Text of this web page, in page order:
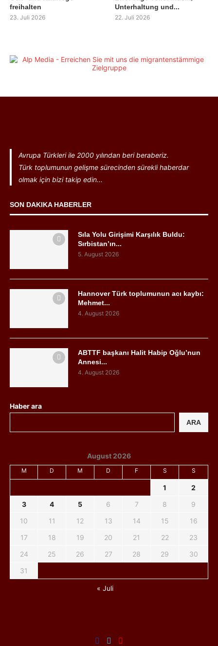
freihalten
23. Juli 2026
Unterhaltung und...
22. Juli 2026
Avrupa Türkleri ile 2000 yılından beri beraberiz.
Türk toplumunun gelişme sürecinden sürekli haberdar
olmak için bizi takip edin...
SON DAKIKA HABERLER
Sıla Yolu Girişimi Karşılık Buldu:
Sırbistan’ın...
5. August 2026
Hannover Türk toplumunun acı kaybı:
Mehmet...
4. August 2026
ABTTF başkanı Halit Habip Oğlu’nun
Annesi...
4. August 2026
Haber ara
ARA
August 2026
M D M D F S S
1
2
3
4 5 6 7 8
9
10
11 12 13 14 15
16
17
18 19 20 21 22
23
24
25 26 27 28 29
30
31
« Juli